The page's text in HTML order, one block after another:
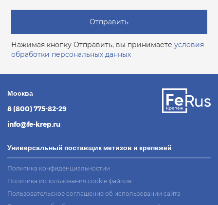
Отправить
Нажимая кнопку Отправить, вы принимаете условия
обработки персональных данных
Москва
8 (800) 775-82-29
info@fe-krep.ru
Универсальный поставщик метизов и крепежей
Политика конфиденциальностии
Политика использования cookie файлов
Пользовательское соглашение об использовании сайта